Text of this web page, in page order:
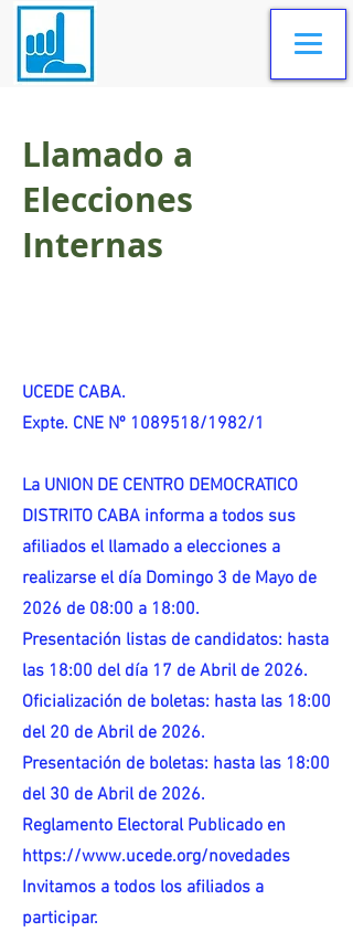
Llamado a
Elecciones
Internas
UCEDE CABA.
Expte. CNE Nº 1089518/1982/1
La UNION DE CENTRO DEMOCRATICO
DISTRITO CABA informa a todos sus
afiliados el llamado a elecciones a
realizarse el día Domingo 3 de Mayo de
2026 de 08:00 a 18:00.
Presentación listas de candidatos: hasta
las 18:00 del día 17 de Abril de 2026.
Oficialización de boletas: hasta las 18:00
del 20 de Abril de 2026.
Presentación de boletas: hasta las 18:00
del 30 de Abril de 2026.
Reglamento Electoral Publicado en
https://www.ucede.org/novedades
Invitamos a todos los afiliados a
participar.